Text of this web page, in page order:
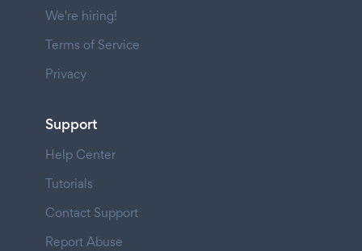
We're hiring!
Terms of Service
Privacy
Support
Help Center
Tutorials
Contact Support
Report Abuse